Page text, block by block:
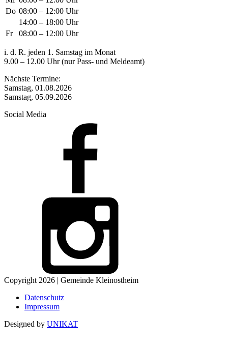
Do 08:00 – 12:00 Uhr
14:00 – 18:00 Uhr
Fr
08:00 – 12:00 Uhr
i. d. R. jeden 1. Samstag im Monat
9.00 – 12.00 Uhr (nur Pass- und Meldeamt)
Nächste Termine:
Samstag, 01.08.2026
Samstag, 05.09.2026
Social Media
Copyright 2026 | Gemeinde Kleinostheim
Datenschutz
Impressum
Designed by UNIKAT